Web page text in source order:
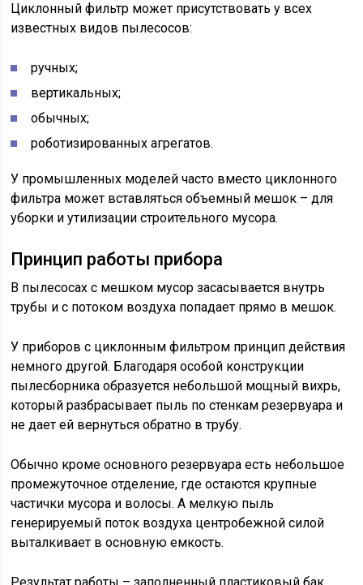
Циклонный фильтр может присутствовать у всех
известных видов пылесосов:
ручных;
вертикальных;
обычных;
роботизированных агрегатов.
У промышленных моделей часто вместо циклонного
фильтра может вставляться объемный мешок – для
уборки и утилизации строительного мусора.
Принцип работы прибора
В пылесосах с мешком мусор засасывается внутрь
трубы и с потоком воздуха попадает прямо в мешок.
У приборов с циклонным фильтром принцип действия
немного другой. Благодаря особой конструкции
пылесборника образуется небольшой мощный вихрь,
который разбрасывает пыль по стенкам резервуара и
не дает ей вернуться обратно в трубу.
Обычно кроме основного резервуара есть небольшое
промежуточное отделение, где остаются крупные
частички мусора и волосы. А мелкую пыль
генерируемый поток воздуха центробежной силой
выталкивает в основную емкость.